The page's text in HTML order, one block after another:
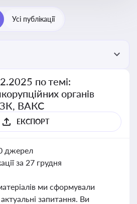
та бізнесі
Усі публікації
по темі:
органів
ВАКС
ЕКСПОРТ
джерел
за 27 грудня
ми сформували
актуальні запитання. Ви